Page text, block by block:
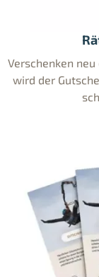
Verschenken
wird der